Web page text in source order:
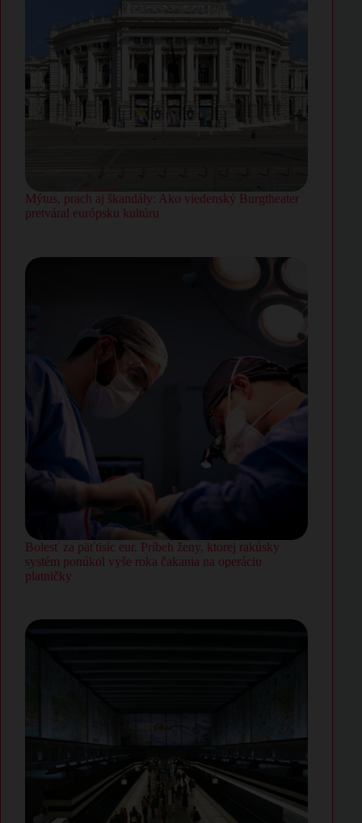
Mýtus, prach aj škandály: Ako viedenský Burgtheater
pretváral európsku kultúru
Bolesť za päťtisíc eur. Príbeh ženy, ktorej rakúsky
systém ponúkol vyše roka čakania na operáciu
platničky